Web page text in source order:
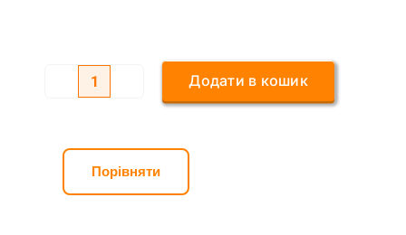
сферична
R0.1*D4*l0.4*L50
Додати в кошик
Порівняти